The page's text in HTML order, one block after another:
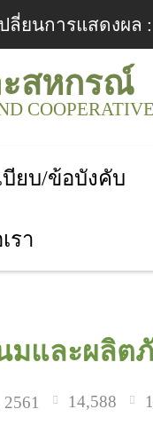
ลี่ยนการแสดงผล :
ะสหกรณ์
บียบ/ข้อบังคับ
รา
และผลิต
14,588